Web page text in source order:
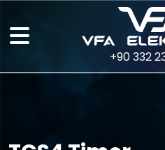
+90 332